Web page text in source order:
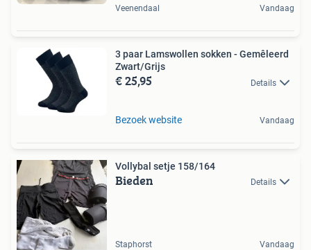
Veenendaal Vandaag
3 paar Lamswollen sokken - Gemêleerd
Zwart/Grijs
€ 25,95 Details
Bezoek website Vandaag
Vollybal setje 158/164
Bieden Details
Staphorst Vandaag